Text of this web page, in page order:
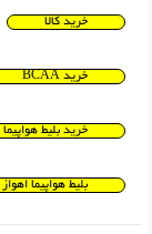
خرید کالا
خرید BCAA
خرید بلیط هواپیما
بلیط هواپیما